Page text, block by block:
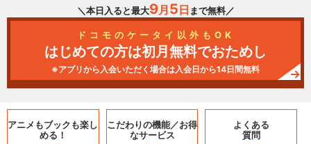
＼本日入ると最大9月 5 日 まで無料／
ドコモのケータイ以外もOK
はじめての方は初月無料でおためし
※アプリから入会いただく場合は入会日から14日間無料
アニメもブックも楽し
める！
こだわりの機能／お得
なサービス
よくある
質問